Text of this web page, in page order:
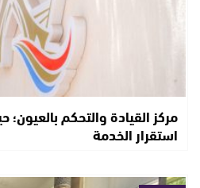
مركز القيادة والتحكم
استقرار الخدمة